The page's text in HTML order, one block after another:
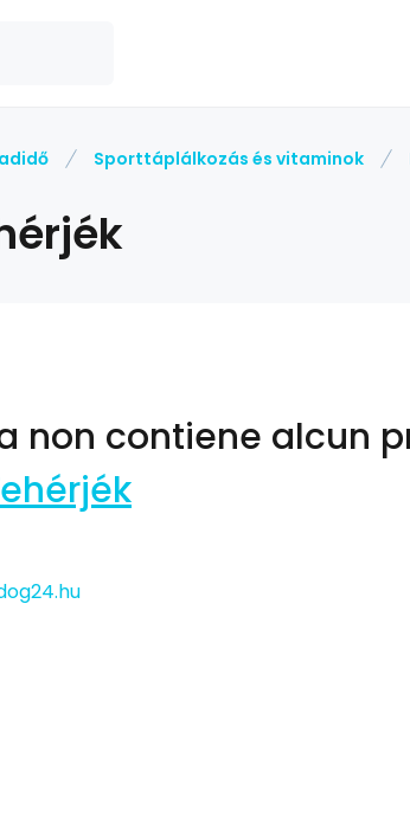
Sporttáplálkozás és vitaminok
non contiene alcun